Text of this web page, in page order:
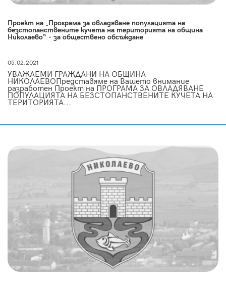
Проект на „Програма за овладяване популацията на
безстопанствените кучета на територията на община
Николаево“ - за обществено обсъждане
05.02.2021
УВАЖАЕМИ ГРАЖДАНИ НА ОБЩИНА
НИКОЛАЕВОПредставяме на Вашето внимание
разработен Проект на ПРОГРАМА ЗА ОВЛАДЯВАНЕ
ПОПУЛАЦИЯТА НА БЕЗСТОПАНСТВЕНИТЕ КУЧЕТА НА
ТЕРИТОРИЯТА...